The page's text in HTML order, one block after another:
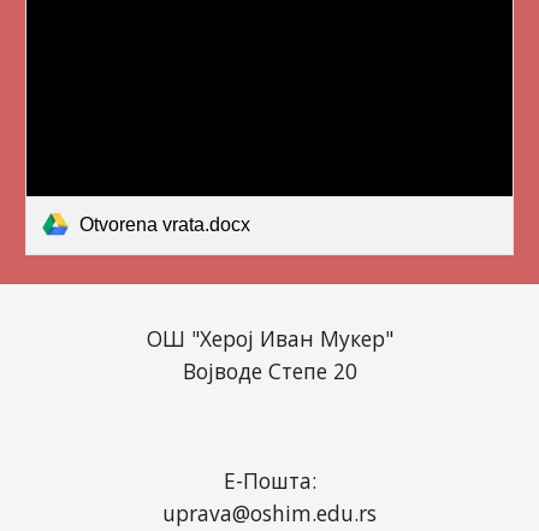
Otvorena vrata.docx
ОШ "Херој Иван Мукер"
Војводе Степе 20
Е-Пошта:
uprava@oshim.edu.rs